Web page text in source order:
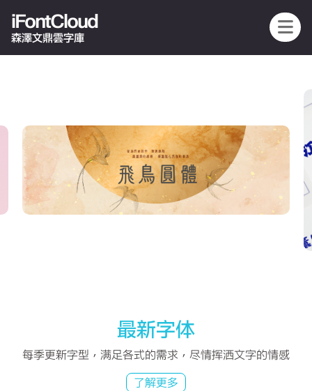
iFontCloud
森澤文鼎雲字庫
最新字体
每季更新字型，满足各式的需求，尽情挥洒文字的情感
了解更多